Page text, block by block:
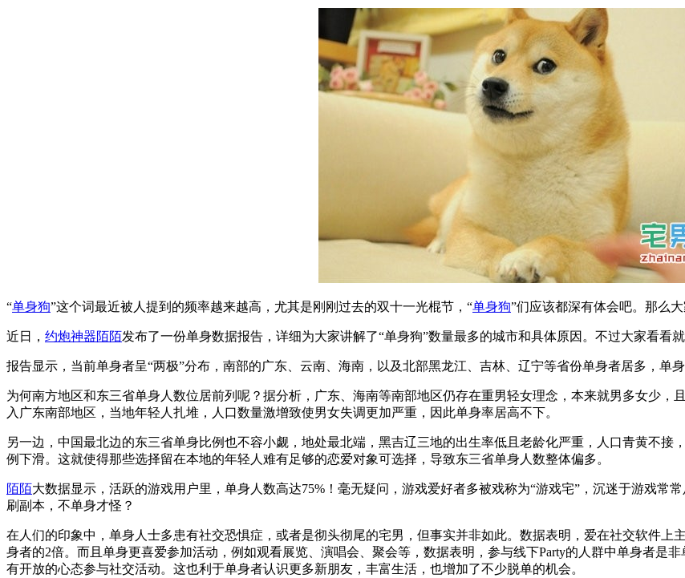
“单身狗”这个词最近被人提到的频率越来越高，尤其是刚刚过去的双十一光棍节，“单身狗”们应该都深有体会吧。那么
近日， 约炮神器陌陌发布了一份单身数据报告，详细为大家讲解了“单身狗”数量最多的城市和具体原因。不过大家看看就
报告显示，当前单身者呈“两极”分布，南部的广东、云南、海南，以及北部黑龙江、吉林、辽宁等省份单身者居多，单
为何南方地区和东三省单身人数位居前列呢？据分析，广东、海南等南部地区仍存在重男轻女理念，本来就男多女少
入广东南部地区，当地年轻人扎堆，人口数量激增致使男女失调更加严重，因此单身率居高不下。
另一边，中国最北边的东三省单身比例也不容小觑，地处最北端，黑吉辽三地的出生率低且老龄化严重，人口青黄不
例下滑。这就使得那些选择留在本地的年轻人难有足够的恋爱对象可选择，导致东三省单身人数整体偏多。
陌陌大数据显示，活跃的游戏用户里，单身人数高达75%！毫无疑问，游戏爱好者多被戏称为“游戏宅”，沉迷于游戏常
刷副本，不单身才怪？
在人们的印象中，单身人士多患有社交恐惧症，或者是彻头彻尾的宅男，但事实并非如此。数据表明，爱在社交软件
身者的2倍。而且单身更喜爱参加活动，例如观看展览、演唱会、聚会等，数据表明，参与线下Party的人群中单身者是
有开放的心态参与社交活动。这也利于单身者认识更多新朋友，丰富生活，也增加了不少脱单的机会。